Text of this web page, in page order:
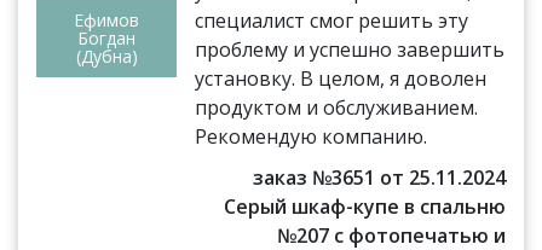
Ефимов
Богдан
(Дубна)
специалист смог решить эту
проблему и успешно завершить
установку. В целом, я доволен
продуктом и обслуживанием.
Рекомендую компанию.
заказ №3651 от 25.11.2024
Серый шкаф-купе в спальню
№207 с фотопечатью и